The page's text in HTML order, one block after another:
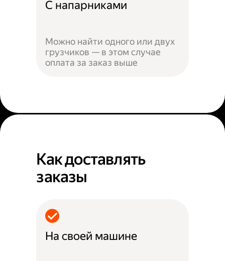
С напарниками
Можно найти одного или двух
грузчиков — в этом случае
оплата за заказ выше
Как доставлять
заказы
На своей машине